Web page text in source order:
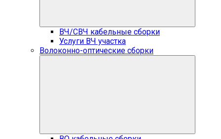
ВЧ/СВЧ кабельные сборки
Услуги ВЧ участка
Волоконно-оптические сборки